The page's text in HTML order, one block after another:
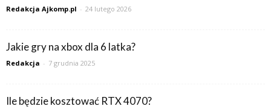
Redakcja Ajkomp.pl - 24 lutego 2026
Jakie gry na xbox dla 6 latka?
Redakcja - 7 grudnia 2025
Ile będzie kosztować RTX 4070?